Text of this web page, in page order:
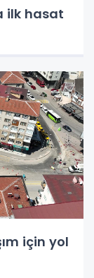
ilk hasat
için yol